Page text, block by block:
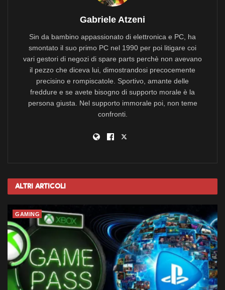
Gabriele Atzeni
Sin da bambino appassionato di elettronica e PC, ha
smontato il suo primo PC nel 1990 per poi litigare coi
vari gestori di negozi di spare parts perchè non avevano
il pezzo che diceva lui, dimostrandosi precocemente
precisino e rompiscatole. Sportivo, amante delle
freddure e se avete bisogno di supporto morale è la
persona giusta. Nel supporto immorale poi, non teme
confronti.
Altri Articoli
GAMING